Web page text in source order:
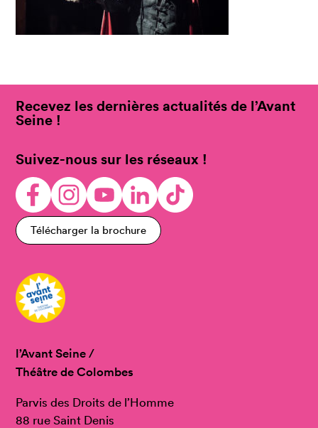
Recevez les dernières actualités de l’Avant
Seine !
Suivez-nous sur les réseaux !
Télécharger la brochure
l’Avant Seine /
Théâtre de Colombes
Parvis des Droits de l’Homme
88 rue Saint Denis